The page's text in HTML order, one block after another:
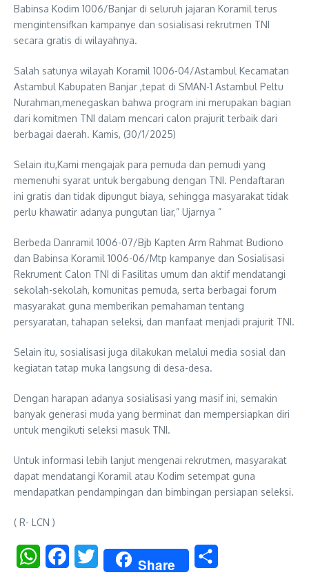
Babinsa Kodim 1006/Banjar di seluruh jajaran Koramil terus
mengintensifkan kampanye dan sosialisasi rekrutmen TNI
secara gratis di wilayahnya.
Salah satunya wilayah Koramil 1006-04/Astambul Kecamatan
Astambul Kabupaten Banjar ,tepat di SMAN-1 Astambul Peltu
Nurahman,menegaskan bahwa program ini merupakan bagian
dari komitmen TNI dalam mencari calon prajurit terbaik dari
berbagai daerah. Kamis, (30/1/2025)
Selain itu,Kami mengajak para pemuda dan pemudi yang
memenuhi syarat untuk bergabung dengan TNI. Pendaftaran
ini gratis dan tidak dipungut biaya, sehingga masyarakat tidak
perlu khawatir adanya pungutan liar,” Ujarnya ”
Berbeda Danramil 1006-07/Bjb Kapten Arm Rahmat Budiono
dan Babinsa Koramil 1006-06/Mtp kampanye dan Sosialisasi
Rekrument Calon TNI di Fasilitas umum dan aktif mendatangi
sekolah-sekolah, komunitas pemuda, serta berbagai forum
masyarakat guna memberikan pemahaman tentang
persyaratan, tahapan seleksi, dan manfaat menjadi prajurit TNI.
Selain itu, sosialisasi juga dilakukan melalui media sosial dan
kegiatan tatap muka langsung di desa-desa.
Dengan harapan adanya sosialisasi yang masif ini, semakin
banyak generasi muda yang berminat dan mempersiapkan diri
untuk mengikuti seleksi masuk TNI.
Untuk informasi lebih lanjut mengenai rekrutmen, masyarakat
dapat mendatangi Koramil atau Kodim setempat guna
mendapatkan pendampingan dan bimbingan persiapan seleksi.
( R- LCN )
WhatsAppFacebookTwitter Share